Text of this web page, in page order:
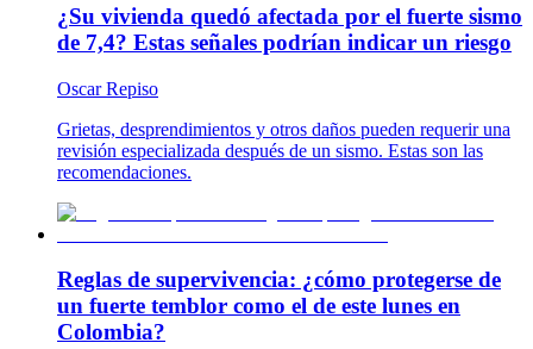
¿Su vivienda quedó afectada por el fuerte sismo
de 7,4? Estas señales podrían indicar un riesgo
Oscar Repiso
Grietas, desprendimientos y otros daños pueden requerir una
revisión especializada después de un sismo. Estas son las
recomendaciones.
Reglas de supervivencia: ¿cómo protegerse de
un fuerte temblor como el de este lunes en
Colombia?